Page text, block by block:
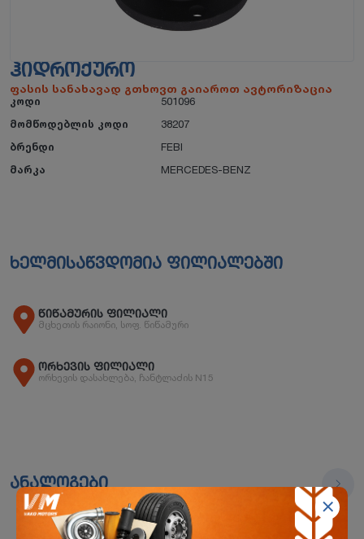
ᲰᲘᲓᲠᲝᲥᲣᲠᲝ
ფასის სანახავად გთხოვთ გაიაროთ ავტორიზაცია
კოდი
501096
მომწოდებლის კოდი
38207
ბრენდი
FEBI
მარკა
MERCEDES-BENZ
ხელმისაწვდომია ფილიალებში
წიწამურის ფილიალი
მცხეთის რაიონი, სოფ. წიწამური
ორხევის ფილიალი
ორხევის დასახლება, ჩანტლაძის N15
ანალოგები